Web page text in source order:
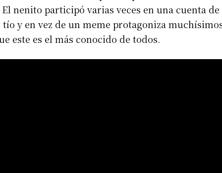
nenito participó varias veces en una cuenta de
tío y en vez de un meme protagoniza
este es el más conocido de todos.